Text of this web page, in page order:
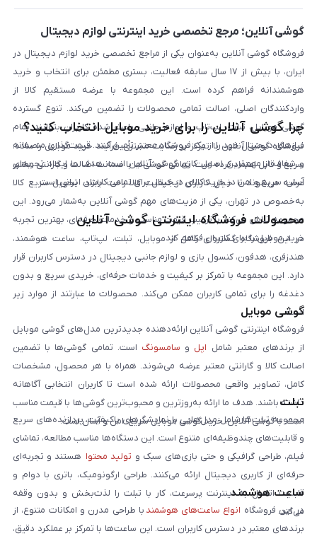
گوشی آنلاین؛ مرجع تخصصی خرید اینترنتی لوازم دیجیتال
فروشگاه گوشی آنلاین به‌عنوان یکی از مراجع تخصصی خرید لوازم دیجیتال در
ایران، با بیش از ۱۷ سال سابقه فعالیت، بستری مطمئن برای انتخاب و خرید
هوشمندانه فراهم کرده است. این مجموعه با عرضه مستقیم کالا از
واردکنندگان اصلی، اصالت تمامی محصولات را تضمین می‌کند. تنوع گسترده
گوشی موبایل، تبلت، لپ‌تاپ و لوازم جانبی باعث شده کاربران بتوانند تمام
نیازهای دیجیتال خود را از یک فروشگاه معتبر تأمین کنند. قیمت‌گذاری منصفانه
و شفاف از مهم‌ترین اصول کاری گوشی آنلاین است. هدف ما ایجاد تجربه‌ای
آسان، سریع و امن در خرید کالای دیجیتال برای تمامی کاربران ایرانی است.
چرا گوشی آنلاین را برای خرید موبایل انتخاب کنید؟
فروشگاه گوشی آنلاین با تمرکز بر رضایت مشتری، فرآیند خرید موبایل را ساده،
سریع و قابل اعتماد کرده است. تمامی گوشی‌ها با ضمانت اصالت و گارانتی معتبر
عرضه می‌شوند تا خیال کاربران از کیفیت کالا راحت باشد. تحویل سریع کالا
به‌خصوص در تهران، یکی از مزیت‌های مهم گوشی آنلاین به‌شمار می‌رود. این
مجموعه تلاش می‌کند با ترکیب قیمت مناسب و خدمات حرفه‌ای، بهترین تجربه
خرید موبایل را برای کاربران فراهم کند.
محصولات فروشگاه اینترنتی گوشی آنلاین
در این فروشگاه گستره‌ای کامل از موبایل، تبلت، لپ‌تاپ، ساعت هوشمند،
هندزفری، هدفون، کنسول بازی و لوازم جانبی دیجیتال در دسترس کاربران قرار
دارد. این مجموعه با تمرکز بر کیفیت و خدمات حرفه‌ای، خریدی سریع و بدون
دغدغه را برای تمامی کاربران ممکن می‌کند. محصولات ما عبارتند از موارد زیر
است:
گوشی موبایل
فروشگاه اینترنتی گوشی آنلاین ارائه‌دهنده جدیدترین مدل‌های گوشی موبایل
از برندهای معتبر شامل اپل و سامسونگ است. تمامی گوشی‌ها با تضمین
اصالت کالا و گارانتی معتبر عرضه می‌شوند. همراه با هر محصول، مشخصات
کامل، تصاویر واقعی محصولات ارائه شده است تا کاربران انتخابی آگاهانه
داشته باشند. هدف ما ارائه به‌روزترین و محبوب‌ترین گوشی‌ها با قیمت مناسب
است. با گوشی آنلاین، خرید گوشی موبایل سریع، امن و آسان است.
تبلت
مجموعه تبلت‌ها شامل مدل‌هایی با نمایشگرهای باکیفیت، پردازنده‌های سریع
و قابلیت‌های چندوظیفه‌ای متنوع است. این دستگاه‌ها مناسب مطالعه، تماشای
فیلم، طراحی گرافیکی و حتی بازی‌های سبک و تولید محتوا هستند و تجربه‌ای
حرفه‌ای از کاربری دیجیتال ارائه می‌کنند. طراحی ارگونومیک، باتری با دوام و
قابلیت اتصال به اینترنت پرسرعت، کار با تبلت را لذت‌بخش و بدون وقفه
می‌کند.
ساعت هوشمند
در این فروشگاه انواع ساعت‌های هوشمند با طراحی مدرن و امکانات متنوع، از
برندهای معتبر در دسترس کاربران است. این ساعت‌ها با تمرکز بر عملکرد دقیق،